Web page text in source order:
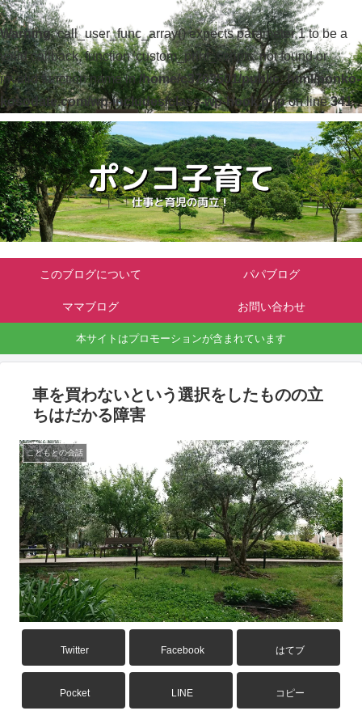
Warning: call_user_func_array() expects parameter 1 to be a
valid callback, function 'custom_print_scripts' not found or
invalid function name in/home/c3763501/public_html/ponko-
kosodate.com/wp-includes/class-wp-hook.phpon line341
このブログについて パパブログ
ママブログ お問い合わせ
本サイトはプロモーションが含まれています
車を買わないという選択をしたものの立
ちはだかる障害
こどもとの会話
Twitter Facebook はてブ
Pocket LINE コピー